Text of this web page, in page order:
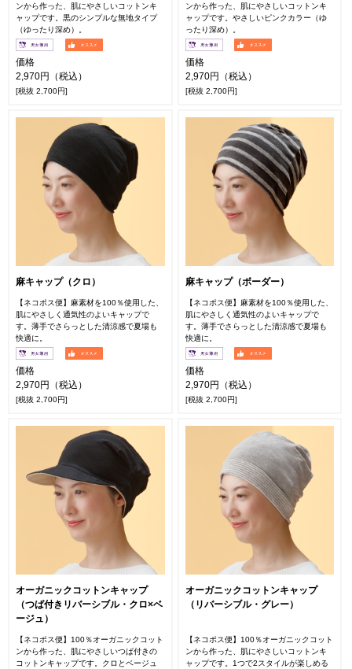
ンから作った、肌にやさしいコットンキ
ャップです。黒のシンプルな無地タイプ
（ゆったり深め）。
価格
2,970円（税込）
[税抜 2,700円]
ンから作った、肌にやさしいコットンキ
ャップです。やさしいピンクカラー（ゆ
ったり深め）。
価格
2,970円（税込）
[税抜 2,700円]
麻キャップ（クロ）
【ネコポス便】麻素材を100％使用した、
肌にやさしく通気性のよいキャップで
す。薄手でさらっとした清涼感で夏場も
快適に。
価格
2,970円（税込）
[税抜 2,700円]
麻キャップ（ボーダー）
【ネコポス便】麻素材を100％使用した、
肌にやさしく通気性のよいキャップで
す。薄手でさらっとした清涼感で夏場も
快適に。
価格
2,970円（税込）
[税抜 2,700円]
オーガニックコットンキャップ
（つば付きリバーシブル・クロ×ベ
ージュ）
【ネコポス便】100％オーガニックコット
ンから作った、肌にやさしいつば付きの
コットンキャップです。クロとベージュ
オーガニックコットンキャップ
（リバーシブル・グレー）
【ネコポス便】100％オーガニックコット
ンから作った、肌にやさしいコットンキ
ャップです。1つで2スタイルが楽しめる